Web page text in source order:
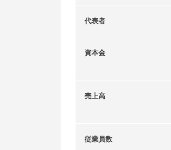
代表者
資本金
売上高
従業員数